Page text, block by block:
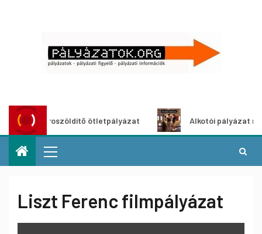
Városzöldítő ötletpályázat Alkotói pályázat
Liszt Ferenc filmpályázat